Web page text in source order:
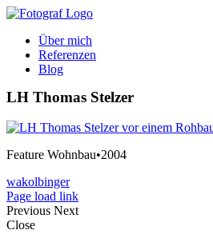
Zum
springenÜber mich
Referenzen
Blog
LH Thomas Stelzer
Feature Wohnbau•2004
wakolbinger
Page load link
Previous Next
Close